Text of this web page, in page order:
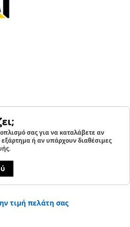
σας για να καταλάβετε αν
εξάρτημα ή αν υπάρχουν διαθέσιμες
τιμή πελάτη σας